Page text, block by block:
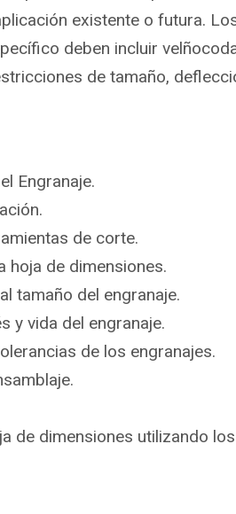
existente o futura.
deben incluir
de tamaño,
Engranaje.
de corte.
hoja de dimensiones.
tamaño del engranaje.
y vida del engranaje.
de los engranajes.
de dimensiones utilizando